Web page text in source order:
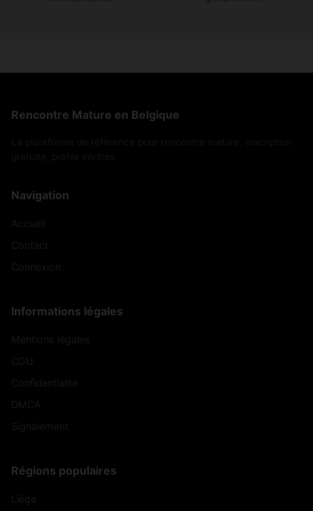
Rencontre Mature en Belgique
Navigation
Informations légales
Régions populaires